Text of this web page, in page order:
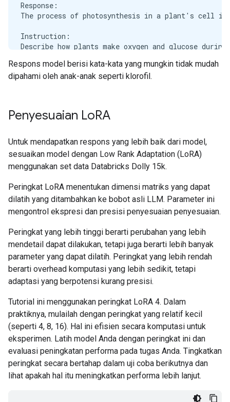
Response:
The process of photosynthesis in a plant's cell is
Instruction:
Describe how plants make oxygen and glucose
Response:
Plants make oxygen and glucose during the
How does photosynthesis occur in the cells of a
Respons model berisi kata-kata yang mungkin tidak mudah
dipahami oleh anak-anak seperti klorofil.
Penyesuaian LoRA
Untuk mendapatkan respons yang lebih baik dari model,
sesuaikan model dengan Low Rank Adaptation (LoRA)
menggunakan set data Databricks Dolly 15k.
Peringkat LoRA menentukan dimensi matriks yang dapat
dilatih yang ditambahkan ke bobot asli LLM. Parameter ini
mengontrol ekspresi dan presisi penyesuaian penyesuaian.
Peringkat yang lebih tinggi berarti perubahan yang lebih
mendetail dapat dilakukan, tetapi juga berarti lebih banyak
parameter yang dapat dilatih. Peringkat yang lebih rendah
berarti overhead komputasi yang lebih sedikit, tetapi
adaptasi yang berpotensi kurang presisi.
Tutorial ini menggunakan peringkat LoRA 4. Dalam
praktiknya, mulailah dengan peringkat yang relatif kecil
(seperti 4, 8, 16). Hal ini efisien secara komputasi untuk
eksperimen. Latih model Anda dengan peringkat ini dan
evaluasi peningkatan performa pada tugas Anda. Tingkatkan
peringkat secara bertahap dalam uji coba berikutnya dan
lihat apakah hal itu meningkatkan performa lebih lanjut.